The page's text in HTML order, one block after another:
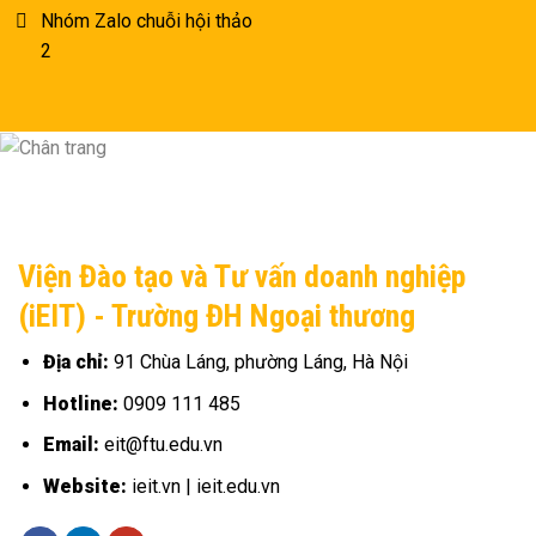
Nhóm Zalo chuỗi hội thảo
2
Viện Đào tạo và Tư vấn doanh nghiệp
(iEIT) - Trường ĐH Ngoại thương
Địa chỉ: 91 Chùa Láng, phường Láng, Hà Nội
Hotline: 0909 111 485
Email: eit@ftu.edu.vn
Website: ieit.vn | ieit.edu.vn